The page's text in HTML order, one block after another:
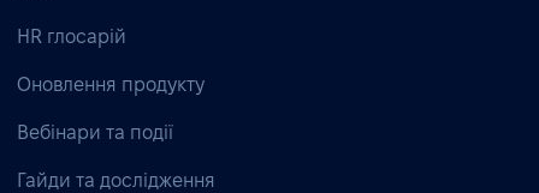
HR глосарій
Оновлення продукту
Вебінари та події
Гайди та дослідження